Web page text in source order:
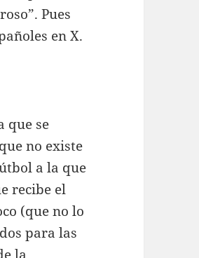
Pues
en X.
que se
no existe
a la que
recibe el
(que no lo
para las
la